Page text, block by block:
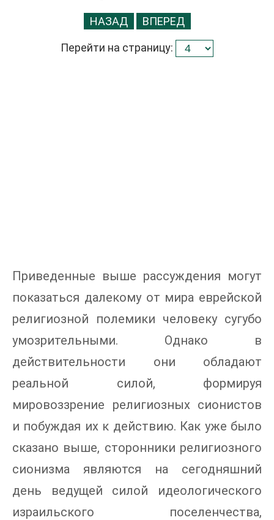
НАЗАД ВПЕРЕД
Перейти на страницу:
Приведенные выше рассуждения могут
показаться далекому от мира еврейской
религиозной полемики человеку сугубо
умозрительными. Однако в
действительности они обладают
реальной силой, формируя
мировоззрение религиозных сионистов
и побуждая их к действию. Как уже было
сказано выше, сторонники религиозного
сионизма являются на сегодняшний
день ведущей силой идеологического
израильского поселенчества,